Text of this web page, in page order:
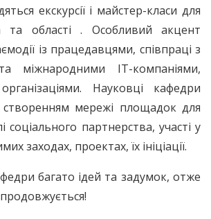
екскурсії і майстер-класи для
та області . Особливий акцент
із працедавцями, співпраці з
міжнародними ІТ-компаніями,
Науковці кафедри
мережі площадок для
соціального партнерства, участі у
заходах, проектах, їх ініціації.
багато ідей та задумок, отже